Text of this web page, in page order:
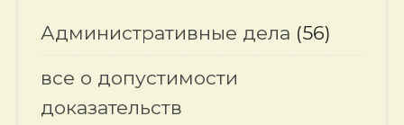
Административные дела (56)
все о допустимости
доказательств